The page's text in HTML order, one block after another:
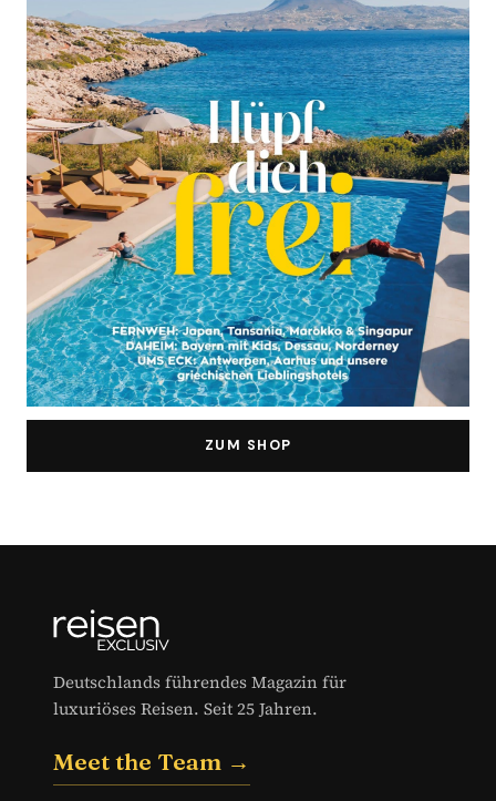
ZUM SHOP
Deutschlands führendes Magazin für
luxuriöses Reisen. Seit 25 Jahren.
Meet the Team →